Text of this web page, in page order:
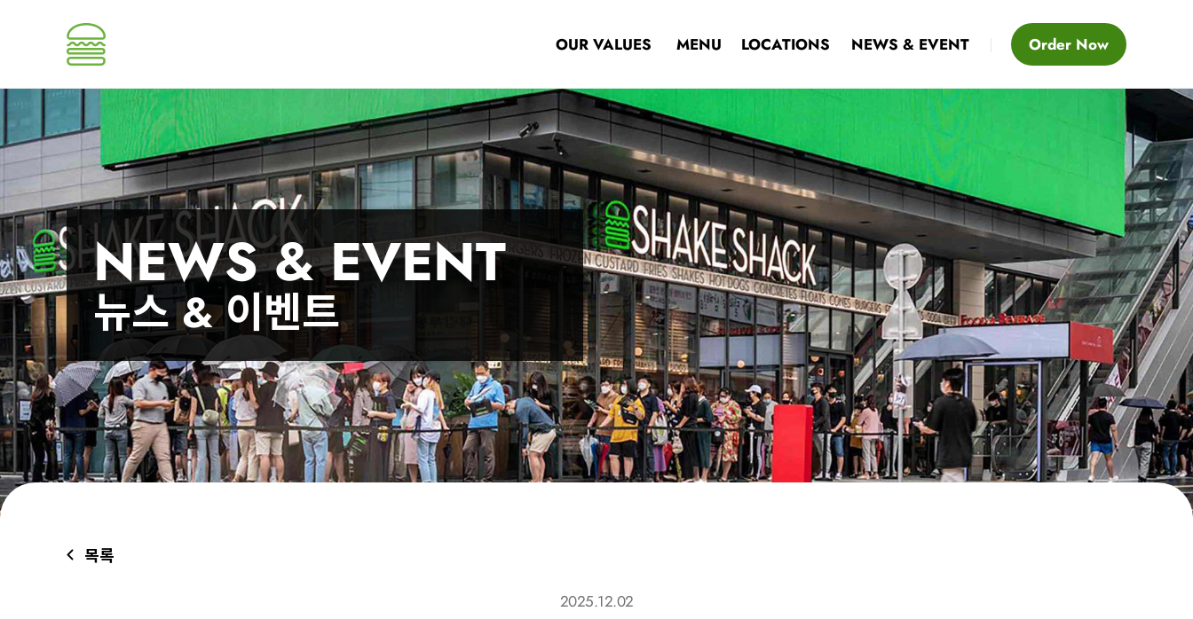
OUR VALUES MENU LOCATIONS NEWS & EVENT Order Now
NEWS & EVENT
뉴스 & 이벤트
목록
2025.12.02